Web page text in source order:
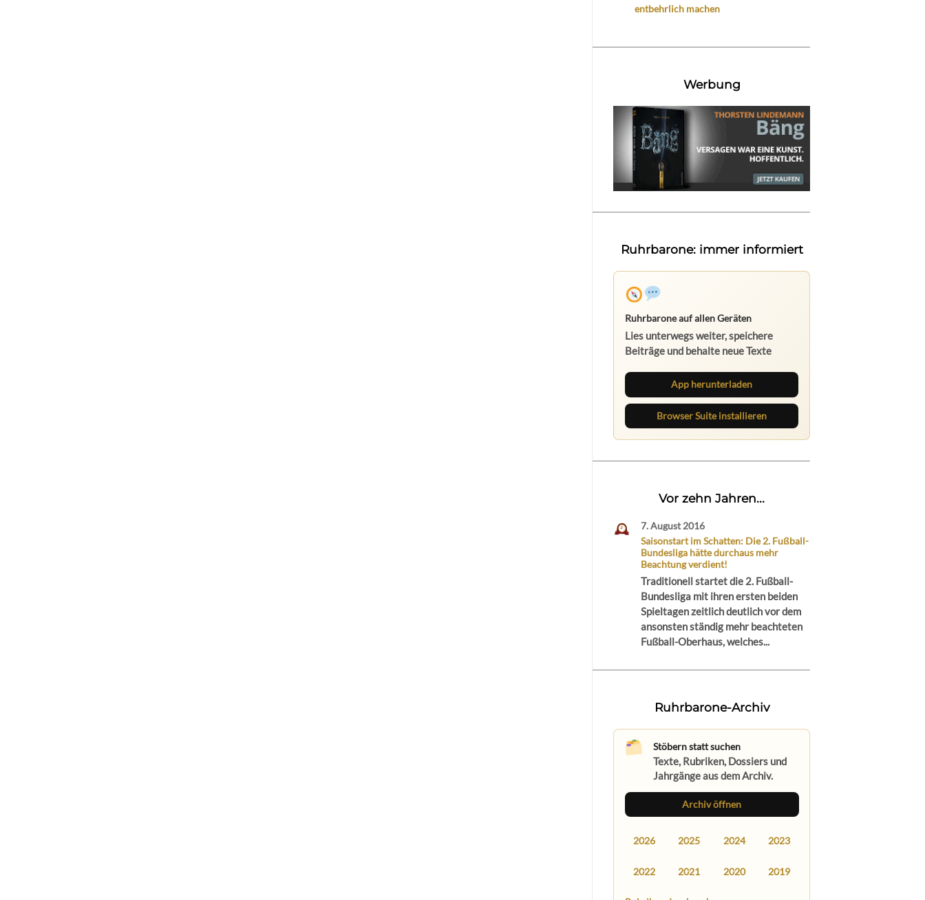
entbehrlich machen
Werbung
Ruhrbarone: immer informiert
Ruhrbarone auf allen Geräten
Lies unterwegs weiter, speichere
Beiträge und behalte neue Texte
App herunterladen
Browser Suite installieren
Vor zehn Jahren...
7. August 2016
Saisonstart im Schatten: Die 2. Fußball-
Bundesliga hätte durchaus mehr
Beachtung verdient!
Traditionell startet die 2. Fußball-
Bundesliga mit ihren ersten beiden
Spieltagen zeitlich deutlich vor dem
ansonsten ständig mehr beachteten
Fußball-Oberhaus, welches...
Ruhrbarone-Archiv
Stöbern statt suchen
Texte, Rubriken, Dossiers und
Jahrgänge aus dem Archiv.
Archiv öffnen
2026 2025 2024 2023
2022 2021 2020 2019